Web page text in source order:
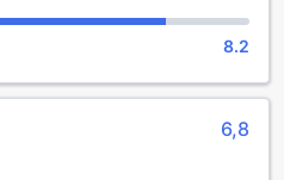
after-work -tyylillä.
alue, jossa voit hemmotella
ympäristössä. Saunan lämpö
auttavat lievittämään
täydellisen mahdollisuuden
Hotel Apartments -
8.2
6,8